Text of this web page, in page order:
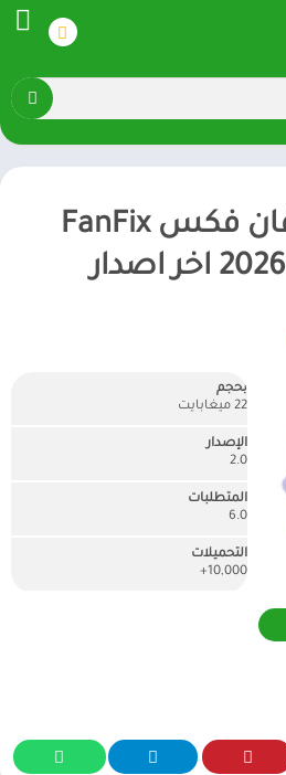
تحميل برنامج فان فكس FanFix
بحجم
22 ميغابايت
الإصدار
2.0
المتطلبات
6.0
التحميلات
10,000+